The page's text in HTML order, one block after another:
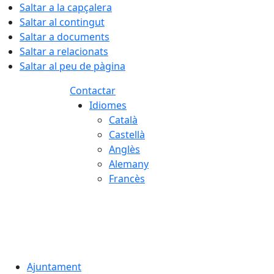
Saltar a la capçalera
Saltar al contingut
Saltar a documents
Saltar a relacionats
Saltar al peu de pàgina
Contactar
Idiomes
Català
Castellà
Anglès
Alemany
Francès
Ajuntament